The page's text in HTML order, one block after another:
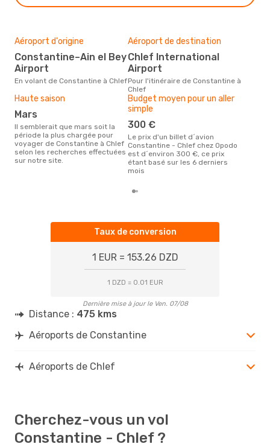
Aéroport d'origine
Constantine–Ain el Bey
Airport
En volant de Constantine à Chlef
Aéroport de destination
Chlef International
Airport
Pour l'itinéraire de Constantine à
Chlef
Haute saison
mars
Il semblerait que mars soit la
période la plus chargée pour
voyager de Constantine à Chlef
selon les recherches effectuées
sur notre site.
Budget moyen pour un aller
simple
300 €
Le prix d'un billet d´avion
Constantine - Chlef chez Opodo
est d´environ 300 €, ce prix
étant basé sur les 6 derniers
mois
Taux de conversion
1 EUR = 153.26 DZD
1 DZD = 0.01 EUR
Dernière mise à jour le Ven. 07/08
Distance : 475 kms
Aéroports de Constantine
Aéroports de Chlef
Cherchez-vous un vol
Constantine - Chlef ?